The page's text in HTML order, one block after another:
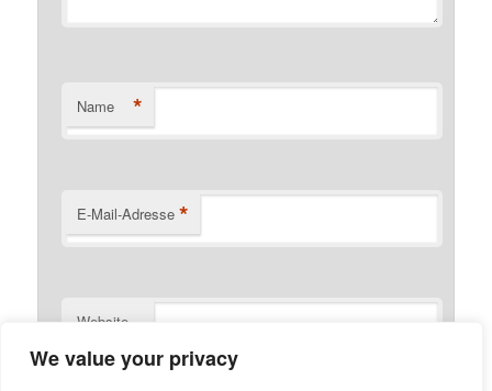
We value your privacy
Name *
E-Mail-Adresse *
Website